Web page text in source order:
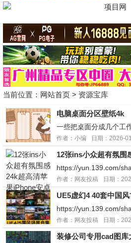
当前位置： 网站首页 > 资源宝库
电脑桌面分区壁纸4k
一些把桌面分成几个工
卡通的居多，一共几百
来，原图都在网盘，分
uark.cn/s/
作者：小编 日期：2026-
https://yun.139.com/
hd移动云盘使用方法，
即可然后复制网盘链接
出后优先存自己网盘防
天开心发大...
作者：网友投稿 日期：
https://yun.139.com/
m移动云盘使用方法，
可然后复制网盘链接打
后优先存自己网盘防止
作者：网友投稿 日期：
装修公司专用cad图库